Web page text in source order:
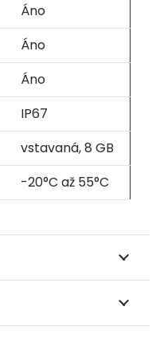
Áno
Áno
Áno
IP67
vstavaná, 8 GB
-20°C až 55°C